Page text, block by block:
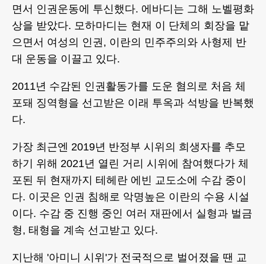
면서 인권운동에 투신했다. 에바디는 그해 노벨평화
상을 받았다. 모하마디는 현재 이 단체의 회장을 맡
으면서 여성의 인권, 이란의 민주주의와 사형제 반
대 운동을 이끌고 있다.
2011년 수감된 인권활동가를 도운 혐의로 처음 체
포돼 징역형을 선고받은 이래 투옥과 석방을 반복했
다.
가장 최근엔 2019년 반정부 시위의 희생자를 추모
하기 위해 2021년 열린 거리 시위에 참여했다가 체
포된 뒤 현재까지 테헤란 에빈 교도소에 수감 중이
다. 이곳은 인권 침해로 악명높은 이란의 수용 시설
이다. 수감 중 진행 중인 여러 재판에서 실형과 벌금
형, 태형을 계속 선고받고 있다.
지난해 '아미니 시위'가 전국적으로 벌어졌을 땐 교